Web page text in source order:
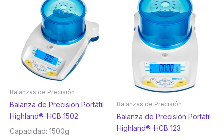
Balanzas de Precisión
Balanza de Precisión Portátil
Highland®-HCB 1502
Capacidad: 1500g.
Balanzas de Precisión
Balanza de Precisión Portátil
Highland®-HCB 123